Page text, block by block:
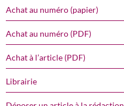
Achat au numéro (papier)
Achat au numéro (PDF)
Achat à l’article (PDF)
Librairie